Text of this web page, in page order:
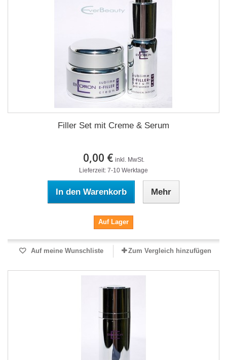
Filler Set mit Creme & Serum
0,00 € inkl. MwSt.
Lieferzeit: 7-10 Werktage
In den Warenkorb Mehr
Auf Lager
Auf meine Wunschliste Zum Vergleich hinzufügen